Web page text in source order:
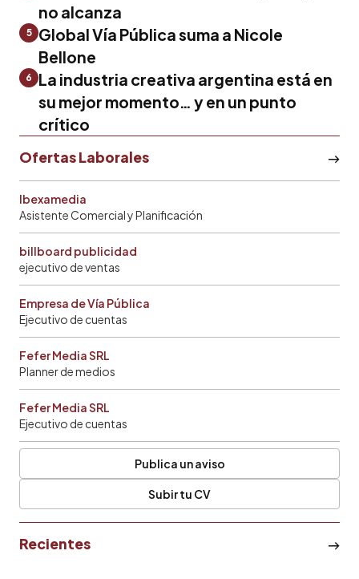
no alcanza
5
Global Vía Pública suma a Nicole
Bellone
6
La industria creativa argentina está en
su mejor momento… y en un punto
crítico
Ofertas Laborales
Ibexamedia
Asistente Comercial y Planificación
billboard publicidad
ejecutivo de ventas
Empresa de Vía Pública
Ejecutivo de cuentas
Fefer Media SRL
Planner de medios
Fefer Media SRL
Ejecutivo de cuentas
Publica un aviso
Subir tu CV
Recientes